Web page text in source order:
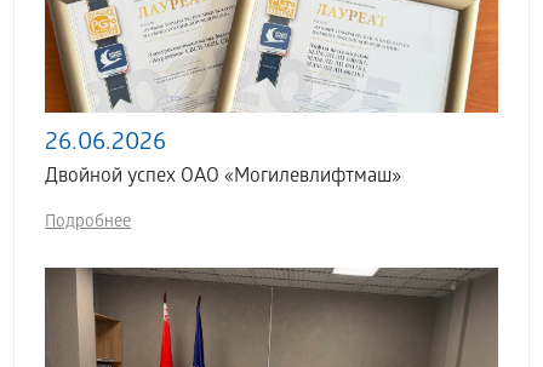
26.06.2026
Двойной успех ОАО «Могилевлифтмаш»
Подробнее